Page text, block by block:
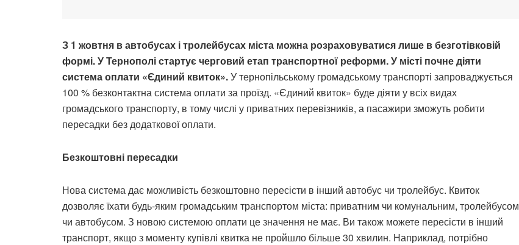
З 1 жовтня в автобусах і тролейбусах міста можна розраховуватися лише в безготівковій
формі.У Тернополі стартує черговий етап транспортної реформи. У місті почне діяти
система оплати «Єдиний квиток».У тернопільському громадському транспорті запроваджується
100 % безконтактна система оплати за проїзд. «Єдиний квиток» буде діяти у всіх видах
громадського транспорту, в тому числі у приватних перевізників, а пасажири зможуть робити
пересадки без додаткової оплати.
Безкоштовні пересадки
Нова система дає можливість безкоштовно пересісти в інший автобус чи тролейбус. Квиток
дозволяє їхати будь-яким громадським транспортом міста: приватним чи комунальним, тролейбусом
чи автобусом. З новою системою оплати це значення не має. Ви також можете пересісти в інший
транспорт, якщо з моменту купівлі квитка не пройшло більше 30 хвилин. Наприклад, потрібно